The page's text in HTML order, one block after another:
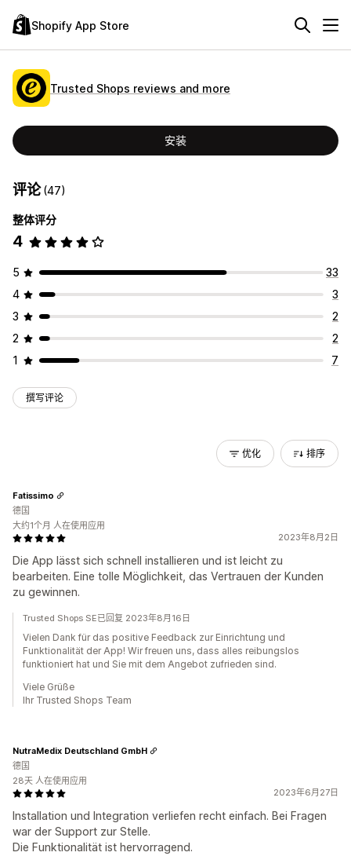
Shopify App Store
Trusted Shops reviews and more
安装
评论(47)
整体评分
4
5
33
4
3
3
2
2
2
1
7
撰写评论
优化 排序
2023年8月2日
Die App lässt sich schnell installieren und ist leicht zu
bearbeiten. Eine tolle Möglichkeit, das Vertrauen der Kunden
zu gewinnen.
Fatissimo
德国
大约1个月 人在使用应用
Trusted Shops SE已回复 2023年8月16日
Vielen Dank für das positive Feedback zur Einrichtung und
Funktionalität der App! Wir freuen uns, dass alles reibungslos
funktioniert hat und Sie mit dem Angebot zufrieden sind.
Viele Grüße
Ihr Trusted Shops Team
2023年6月27日
Installation und Integration verliefen recht einfach. Bei Fragen
war der Support zur Stelle.
Die Funktionalität ist hervorragend.
NutraMedix Deutschland GmbH
德国
28天 人在使用应用